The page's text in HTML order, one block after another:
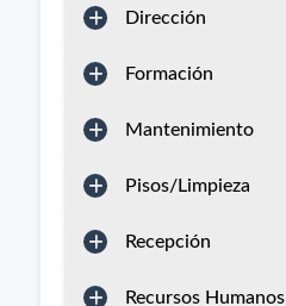
Dirección
Formación
Mantenimiento
Pisos/Limpieza
Recepción
Recursos Humanos